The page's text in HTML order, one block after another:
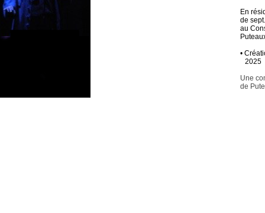
En
de
au
•
2025
Une
de